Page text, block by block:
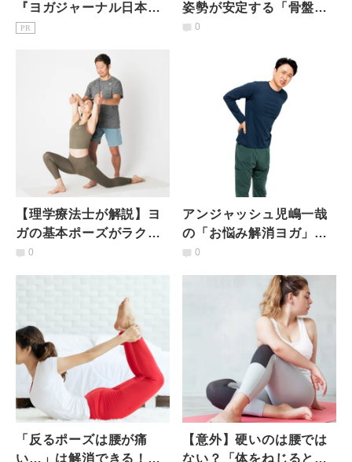
『ヨガジャーナル日本
版』予約購読のご案内
PR
姿勢が安定する「骨盤ニ
ュートラル」はどんな状
0
【理学療法士が解説】ヨ
ガの基本ポーズがラクに
なる「背骨」の動かし方
0
アンジャッシュ児嶋一哉
の「お悩み解消ヨガ」長
時間座りっぱなしで腰が
0
「反るポーズは腰が痛
い…」は解消できる！弓
【意外】硬いのは腰では
ない？「体をねじると腰